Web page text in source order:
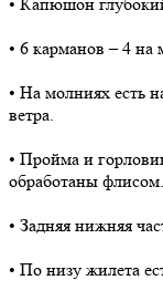
• 6 карманов – 4 на
• На молниях есть
ветра.
• Пройма и
обработаны флисом.
• Задняя нижняя
• По низу жилета